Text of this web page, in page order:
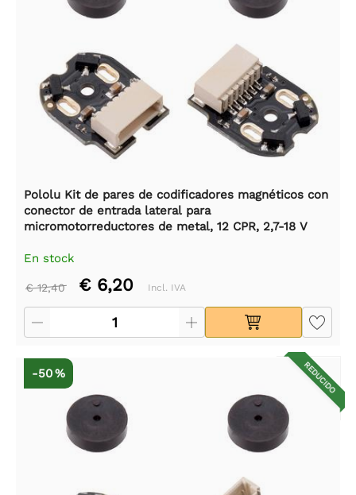
Pololu Kit de pares de codificadores magnéticos con
conector de entrada lateral para
micromotorreductores de metal, 12 CPR, 2,7-18 V
En stock
€ 12,40 € 6,20 Incl. IVA
REDUCIDO
-50 %